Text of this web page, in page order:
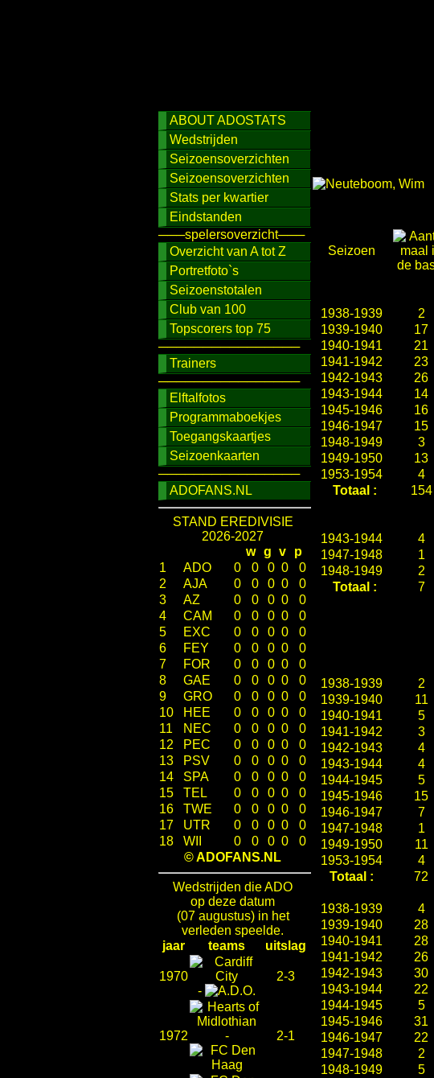
ABOUT ADOSTATS
Wedstrijden
Seizoensoverzichten
Seizoensoverzichten
Stats per kwartier
Eindstanden
───spelersoverzicht───
Overzicht van A tot Z
Portretfoto`s
Seizoenstotalen
Club van 100
Topscorers top 75
────────────────
Trainers
────────────────
Elftalfotos
Programmaboekjes
Toegangskaartjes
Seizoenkaarten
────────────────
ADOFANS.NL
STAND EREDIVISIE
2026-2027
w g v
p
1
ADO 0 0 0 0
0
2
AJA 0 0 0 0
0
3
AZ 0 0 0 0
0
4
CAM 0 0 0 0
0
5
EXC 0 0 0 0
0
6
FEY 0 0 0 0
0
7
FOR 0 0 0 0
0
8
GAE 0 0 0 0
0
9
GRO 0 0 0 0
0
10
HEE 0 0 0 0
0
11
NEC 0 0 0 0
0
12
PEC 0 0 0 0
0
13
PSV 0 0 0 0
0
14
SPA 0 0 0 0
0
15
TEL 0 0 0 0
0
16
TWE 0 0 0 0
0
17
UTR 0 0 0 0
0
18
WII 0 0 0 0
0
© ADOFANS.NL
Wedstrijden die ADO
op deze datum
(07 augustus) in het
verleden speelde.
jaar
teams uitslag
1970
-
2-3
1972 - 2-1
Seizoen
1938-1939
2
1939-1940
17
1940-1941
21
1941-1942
23
1942-1943
26
1943-1944
14
1945-1946
16
1946-1947
15
1948-1949
3
1949-1950
13
1953-1954
4
Totaal :
154
1943-1944
4
1947-1948
1
1948-1949
2
Totaal :
7
1938-1939
2
1939-1940
11
1940-1941
5
1941-1942
3
1942-1943
4
1943-1944
4
1944-1945
5
1945-1946
15
1946-1947
7
1947-1948
1
1949-1950
11
1953-1954
4
Totaal :
72
1938-1939
4
1939-1940
28
1940-1941
28
1941-1942
26
1942-1943
30
1943-1944
22
1944-1945
5
1945-1946
31
1946-1947
22
1947-1948
2
1948-1949
5